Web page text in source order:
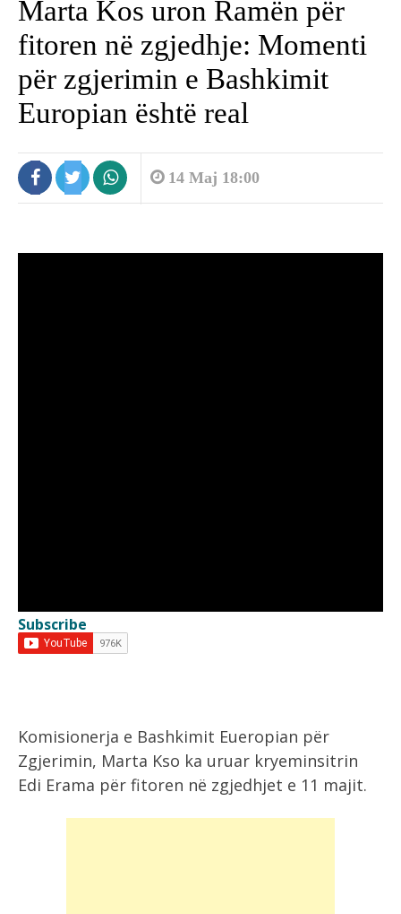
Marta Kos uron Ramën për
fitoren në zgjedhje: Momenti
për zgjerimin e Bashkimit
Europian është real
14 Maj 18:00
Subscribe
Komisionerja e Bashkimit Eueropian për
Zgjerimin, Marta Kso ka uruar kryeminsitrin
Edi Erama për fitoren në zgjedhjet e 11 majit.